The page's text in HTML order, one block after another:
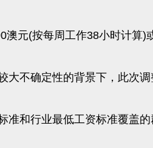
元(按每周工作38小时计算)
不确定性的背景下，此次调
和行业最低工资标准覆盖的